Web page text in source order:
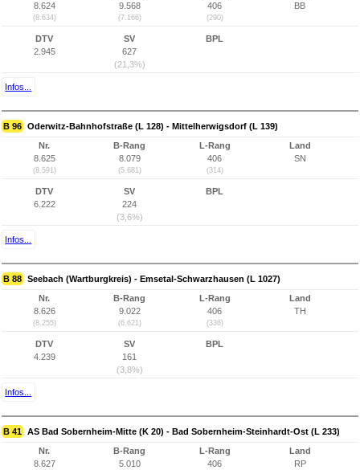
8.624
(8.634)
9.568
(7.166)
406
(290)
BB
DTV
2.945
SV
627
(21,3%)
BPL
Infos...
B 96 Oderwitz-Bahnhofstraße (L 128) - Mittelherwigsdorf (L 139)
Nr.
8.625
(8.591)
B-Rang
8.079
(5.681)
L-Rang
406
(314)
Land
SN
DTV
6.222
SV
224
(3,6%)
BPL
Infos...
B 88 Seebach (Wartburgkreis) - Emsetal-Schwarzhausen (L 1027)
Nr.
8.626
(8.255)
B-Rang
9.022
(6.621)
L-Rang
406
(336)
Land
TH
DTV
4.239
SV
161
(3,8%)
BPL
Infos...
B 41 AS Bad Sobernheim-Mitte (K 20) - Bad Sobernheim-Steinhardt-Ost (L 233)
Nr.
8.627
B-Rang
5.010
L-Rang
406
Land
RP